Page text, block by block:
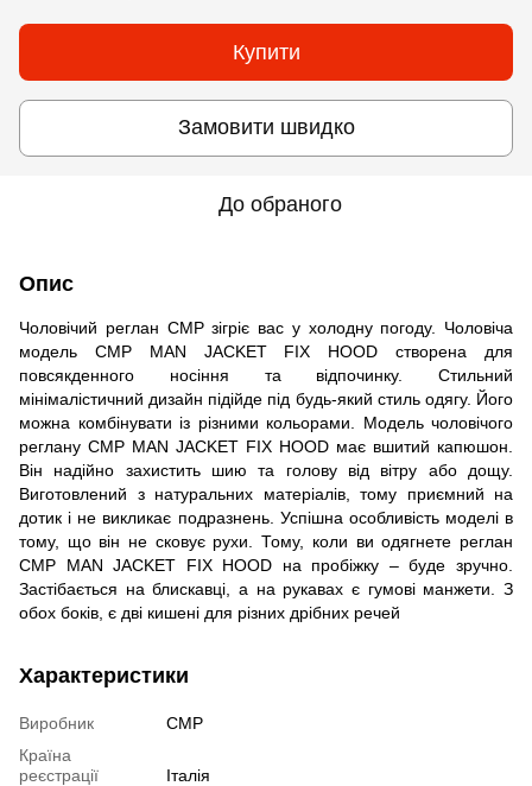
Купити
Замовити швидко
До обраного
Опис
Чоловічий реглан CMP зігріє вас у холодну погоду. Чоловіча
модель CMP MAN JACKET FIX HOOD створена для
повсякденного носіння та відпочинку. Стильний
мінімалістичний дизайн підійде під будь-який стиль одягу. Його
можна комбінувати із різними кольорами. Модель чоловічого
реглану CMP MAN JACKET FIX HOOD має вшитий капюшон.
Він надійно захистить шию та голову від вітру або дощу.
Виготовлений з натуральних матеріалів, тому приємний на
дотик і не викликає подразнень. Успішна особливість моделі в
тому, що він не сковує рухи. Тому, коли ви одягнете реглан
CMP MAN JACKET FIX HOOD на пробіжку – буде зручно.
Застібається на блискавці, а на рукавах є гумові манжети. З
обох боків, є дві кишені для різних дрібних речей
Характеристики
Виробник
CMP
Країна
реєстрації
Італія